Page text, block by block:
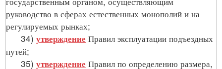
руководство в сферах естественных монополий и на
регулируемых рынках;
34) утверждение Правил эксплуатации подъездных
путей;
35) утверждение Правил по определению размера,